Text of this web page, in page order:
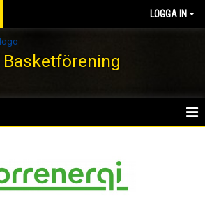
LOGGA IN
Basketförening